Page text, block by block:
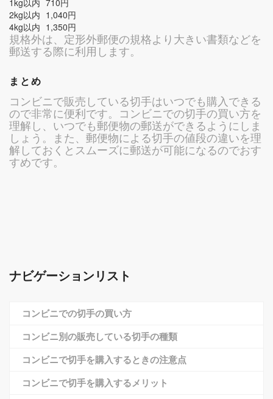
2kg以内 1,040円
4kg以内 1,350円
規格外は、定形外郵便の規格より大きい書類などを
郵送する際に利用します。
まとめ
コンビニで販売している切手はいつでも購入できる
ので非常に便利です。コンビニでの切手の買い方を
理解し、いつでも郵便物の郵送ができるようにしま
しょう。また、郵便物による切手の値段の違いを理
解しておくとスムーズに郵送が可能になるのでおす
すめです。
ナビゲーションリスト
コンビニでの切手の買い方
コンビニ別の販売している切手の種類
コンビニで切手を購入するときの注意点
コンビニで切手を購入するメリット